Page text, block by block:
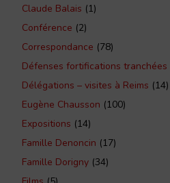
Claude Balais (1)
Conférence (2)
Correspondance (78)
Défenses fortifications tranchées
Délégations – visites à Reims (14)
Eugène Chausson (100)
Expositions (14)
Famille Denoncin (17)
Famille Dorigny (34)